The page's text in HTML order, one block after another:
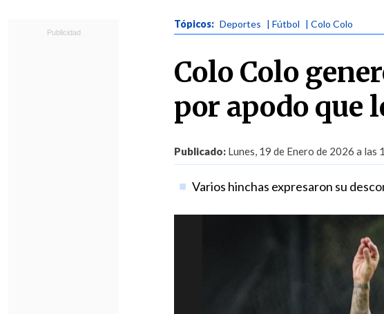
Tópicos: Deportes | Fútbol | Colo Colo
Colo Colo
por apodo que
Publicado: Lunes, 19 de Enero de 2026 a las
Varios hinchas expresaron su